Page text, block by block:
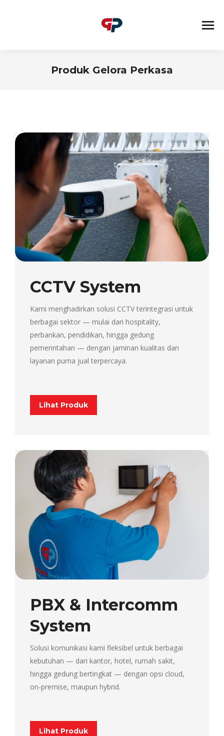
Produk Gelora Perkasa
CCTV System
Kami menghadirkan solusi CCTV terintegrasi untuk
berbagai sektor — mulai dari hospitality,
perbankan, pendidikan, hingga gedung
pemerintahan — dengan jaminan kualitas dan
layanan purna jual terpercaya.
Lihat Produk
PBX & Intercomm
System
Solusi komunikasi kami fleksibel untuk berbagai
kebutuhan — dari kantor, hotel, rumah sakit,
hingga gedung bertingkat — dengan opsi cloud,
on-premise, maupun hybrid.
Lihat Produk